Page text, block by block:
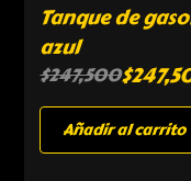
Tanque de
azul
$247,500$
Añadir al carrito